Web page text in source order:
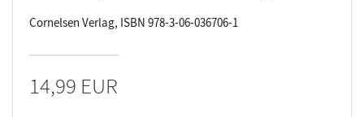
Cornelsen Verlag, ISBN 978-3-06-036706-1
14,99 EUR